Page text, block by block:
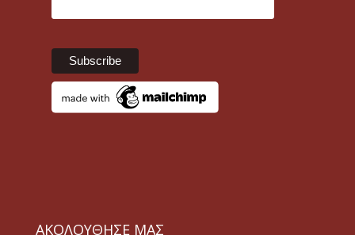
ΑΚΟΛΟΥΘΗΣΕ ΜΑΣ